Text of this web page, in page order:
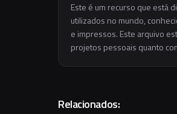
Este é um recurso que está
utilizados no mundo,
e impressos. Este arquivo
projetos pessoais quanto
Relacionados: